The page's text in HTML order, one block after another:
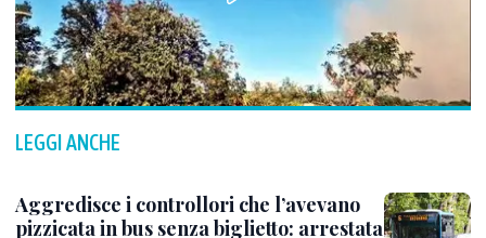
LEGGI ANCHE
Aggredisce i controllori che l’avevano
pizzicata in bus senza biglietto: arrestata